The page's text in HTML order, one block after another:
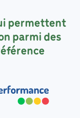
permettent
parmi des